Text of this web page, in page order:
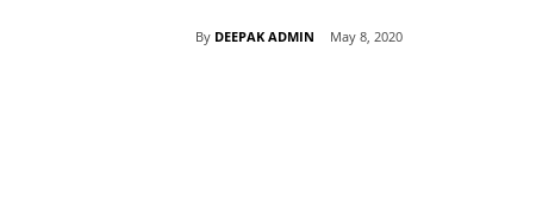
By DEEPAK ADMIN May 8, 2020